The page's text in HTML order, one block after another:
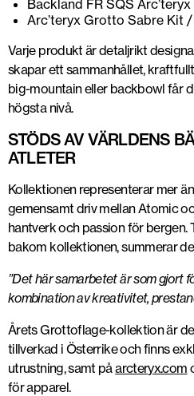
Backland FR SQS
Arc’teryx Grotto Sabre Kit
Varje produkt är detaljrikt
skapar ett sammanhållet,
big-mountain eller backbowl får
högsta nivå.
STÖDS AV VÄRLDENS
ATLETER
Kollektionen representerar mer
gemensamt driv mellan Atomic
hantverk och passion för bergen.
bakom kollektionen, summerar
”Det här samarbetet är som gjort
kombination av kreativitet,
Årets Grottoflage-kollektion är
tillverkad i Österrike och finns
utrustning, samt påarcteryx.com
för apparel.